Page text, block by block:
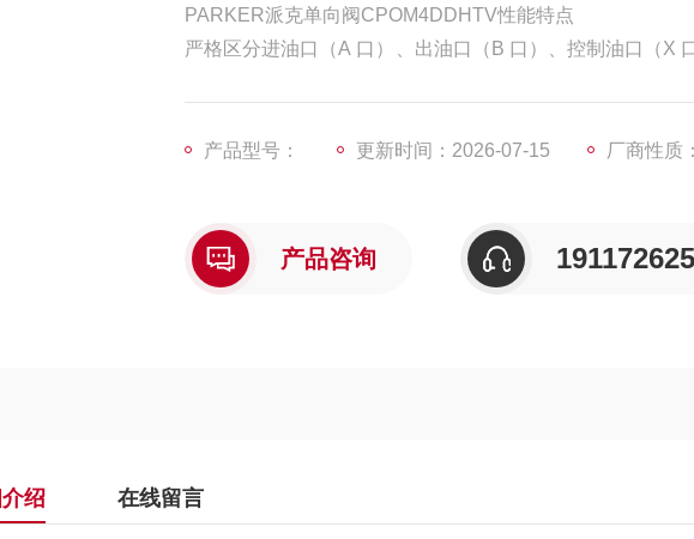
PARKER派克单向阀CPOM4DDHTV性能特点
严格区分进油口（A 口）、出油口（B 口）、控制油口（X
产品型号：
更新时间：2026-07-15 厂商性质
产品咨询
绍 在线留言